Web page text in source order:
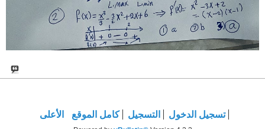
تسجيل الدخول التسجيل كامل الموقع الأعلى